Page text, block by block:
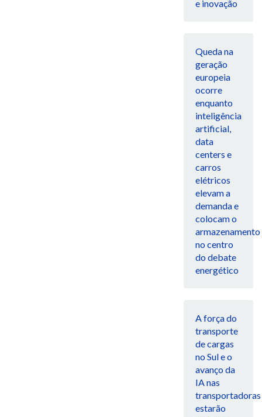
e inovação
Queda na
geração
europeia
ocorre
enquanto
inteligência
artificial,
data
centers e
carros
elétricos
elevam a
demanda e
colocam o
armazenamento
no centro
do debate
energético
A força do
transporte
de cargas
no Sul e o
avanço da
IA nas
transportadoras
estarão